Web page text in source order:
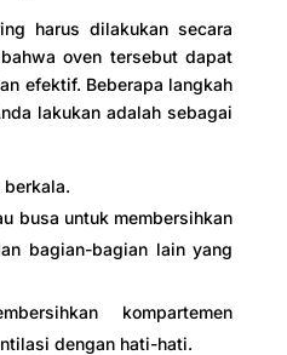
harus dilakukan secara
oven tersebut dapat
efektif. Beberapa langkah
lakukan adalah sebagai
berkala.
busa untuk membersihkan
bagian-bagian lain yang
kompartemen
dengan hati-hati.